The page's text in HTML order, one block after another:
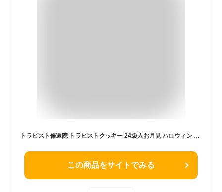
トラピスト修道院 トラピストクッキー 24袋入お月見 ハロウィン 2025 ギフト プチギフト 函館 自家製発酵バター スイーツ お菓子 バターミルク 焼き菓子 洋菓子 ばらまき お見舞い 小分け 個包装 お配り用 産休 職場復帰退職 お祝い 転勤 お礼 お返し 銘菓
この商品をサイトでみる